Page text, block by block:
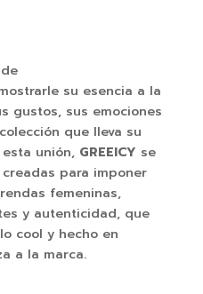
su esencia a la
gustos, sus emociones
que lleva su
unión, GREEICY se
para imponer
femeninas,
y autenticidad, que
cool y hecho en
a la marca.